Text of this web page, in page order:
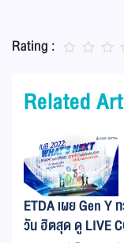
Rating :
Related
ETDA เผย Gen Y
วัน ฮิตสุด ดู LIVE